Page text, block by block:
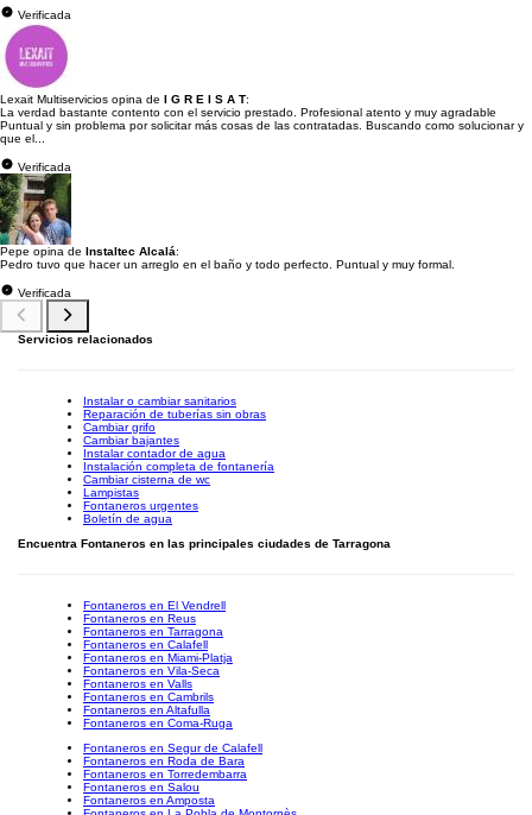
Verificada
Lexait Multiservicios opina de I G R E I S A T:
La verdad bastante contento con el servicio prestado. Profesional atento y muy agradable
Puntual y sin problema por solicitar más cosas de las contratadas. Buscando como solucionar y
que el...
Verificada
Pepe opina de Instaltec Alcalá:
Pedro tuvo que hacer un arreglo en el baño y todo perfecto. Puntual y muy formal.
Verificada
Servicios relacionados
Instalar o cambiar sanitarios
Reparación de tuberías sin obras
Cambiar grifo
Cambiar bajantes
Instalar contador de agua
Instalación completa de fontanería
Cambiar cisterna de wc
Lampistas
Fontaneros urgentes
Boletín de agua
Encuentra Fontaneros en las principales ciudades de Tarragona
Fontaneros en El Vendrell
Fontaneros en Reus
Fontaneros en Tarragona
Fontaneros en Calafell
Fontaneros en Miami-Platja
Fontaneros en Vila-Seca
Fontaneros en Valls
Fontaneros en Cambrils
Fontaneros en Altafulla
Fontaneros en Coma-Ruga
Fontaneros en Segur de Calafell
Fontaneros en Roda de Bara
Fontaneros en Torredembarra
Fontaneros en Salou
Fontaneros en Amposta